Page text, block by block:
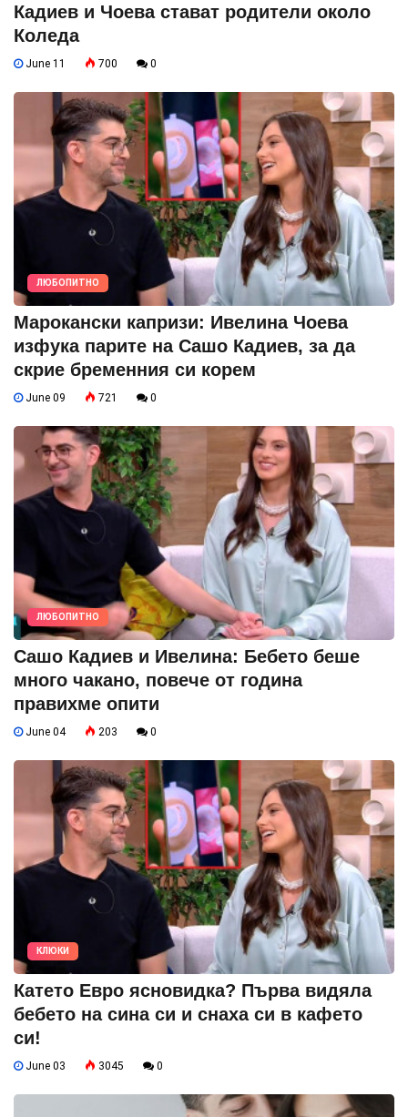
Кадиев и Чоева стават родители около
Коледа
June 11 700 0
ЛЮБОПИТНО
Марокански капризи: Ивелина Чоева
изфука парите на Сашо Кадиев, за да
скрие бременния си корем
June 09 721 0
ЛЮБОПИТНО
Сашо Кадиев и Ивелина: Бебето беше
много чакано, повече от година
правихме опити
June 04 203 0
КЛЮКИ
Катето Евро ясновидка? Първа видяла
бебето на сина си и снаха си в кафето
си!
June 03 3045 0